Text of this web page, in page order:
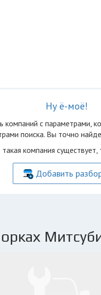
Ну ё-моё!
с параметрами,
поиска. Вы точно
компания
Добавить